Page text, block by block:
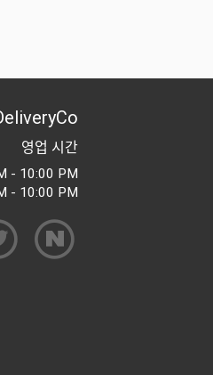
영업 시간
- 10:00 PM
- 10:00 PM